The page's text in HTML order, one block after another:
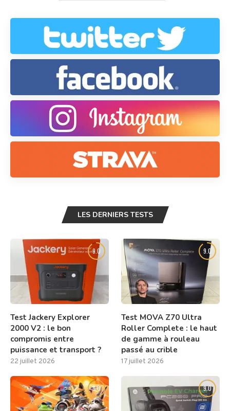
LES DERNIERS TESTS
9.0
Test Jackery Explorer
2000 V2 : le bon
compromis entre
puissance et transport ?
22 juillet 2026
9.0
Test MOVA Z70 Ultra
Roller Complete : le haut
de gamme à rouleau
passé au crible
17 juillet 2026
8.0 9.0